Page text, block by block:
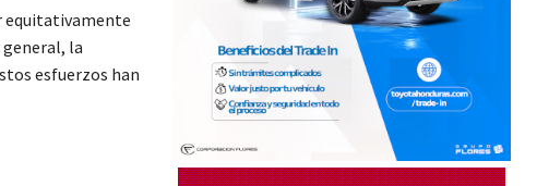
equitativamente
la
esfuerzos han